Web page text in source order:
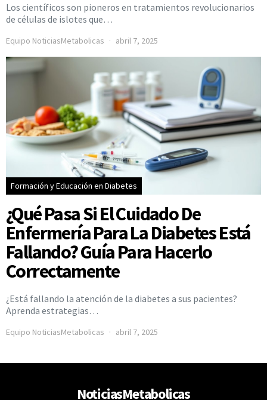
Los científicos son pioneros en tratamientos revolucionarios
de células de islotes que…
Equipo NoticiasMetabolicas abril 7, 2025
Formación y Educación en Diabetes
¿Qué Pasa Si El Cuidado De
Enfermería Para La Diabetes Está
Fallando? Guía Para Hacerlo
Correctamente
¿Está fallando la atención de la diabetes a sus pacientes?
Aprenda estrategias…
Equipo NoticiasMetabolicas abril 7, 2025
NoticiasMetabolicas